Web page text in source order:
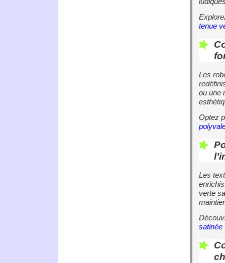
tenue
Les
ou une
Optez
Les
verte
satinée